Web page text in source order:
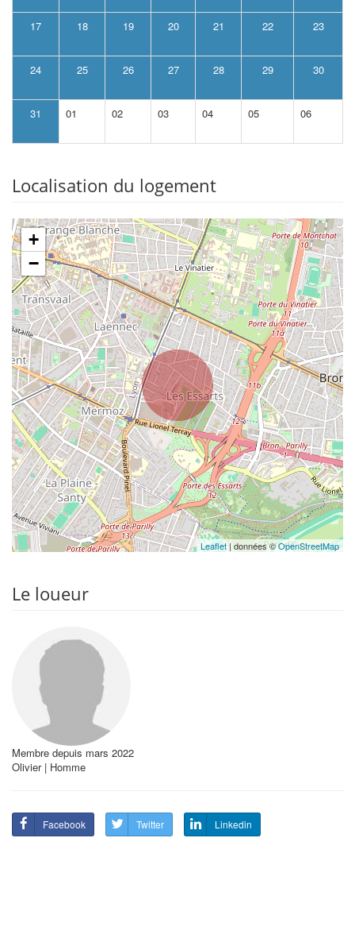
17 18 19 20 21 22 23
24 25 26 27 28 29 30
31 01 02 03 04 05 06
Localisation du logement
+
−
Leaflet| données ©OpenStreetMap
Le loueur
Membre depuis mars 2022
Olivier | Homme
Facebook Twitter Linkedin